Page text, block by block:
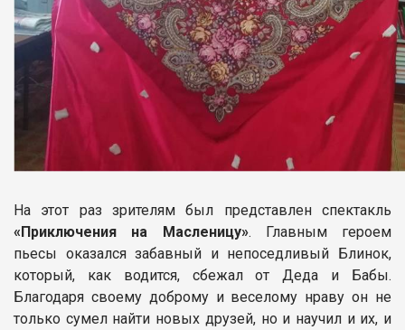
На этот раз зрителям был представлен спектакль
«Приключения на Масленицу». Главным героем
пьесы оказался забавный и непоседливый Блинок,
который, как водится, сбежал от Деда и Бабы.
Благодаря своему доброму и веселому нраву он не
только сумел найти новых друзей, но и научил и их, и